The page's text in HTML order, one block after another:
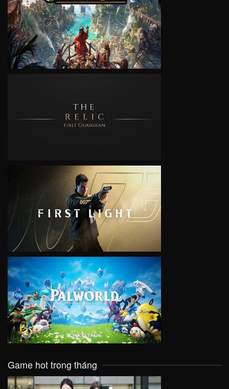
VIEW
VIEW
VIEW
VIEW
Game hot trong tháng